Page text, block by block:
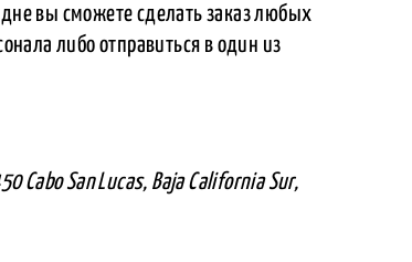
вы сможете сделать заказ любых
либо отправиться в один из
Cabo San Lucas, Baja California Sur,